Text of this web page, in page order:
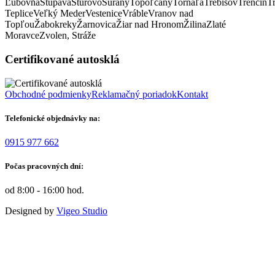
ĽubovňaStupavaŠtúrovoŠuranyTopoľčanyTornaľaTrebišovTrenčin
TepliceVeľký MederVesteniceVrábleVranov nad
TopľouŽabokrekyŽarnovicaŽiar nad HronomŽilinaZlaté
MoravceZvolen, Stráže
Certifikované autosklá
Obchodné podmienkyReklamačný poriadokKontakt
Telefonické objednávky na:
0915 977 662
Počas pracovných dní:
od 8:00 - 16:00 hod.
Designed by Vigeo Studio